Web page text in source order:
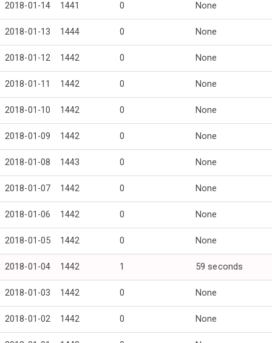
2018-01-14 1441 0 None
2018-01-13 1444 0 None
2018-01-12 1442 0 None
2018-01-11 1442 0 None
2018-01-10 1442 0 None
2018-01-09 1442 0 None
2018-01-08 1443 0 None
2018-01-07 1442 0 None
2018-01-06 1442 0 None
2018-01-05 1442 0 None
2018-01-04 1442 1 59 seconds
2018-01-03 1442 0 None
2018-01-02 1442 0 None